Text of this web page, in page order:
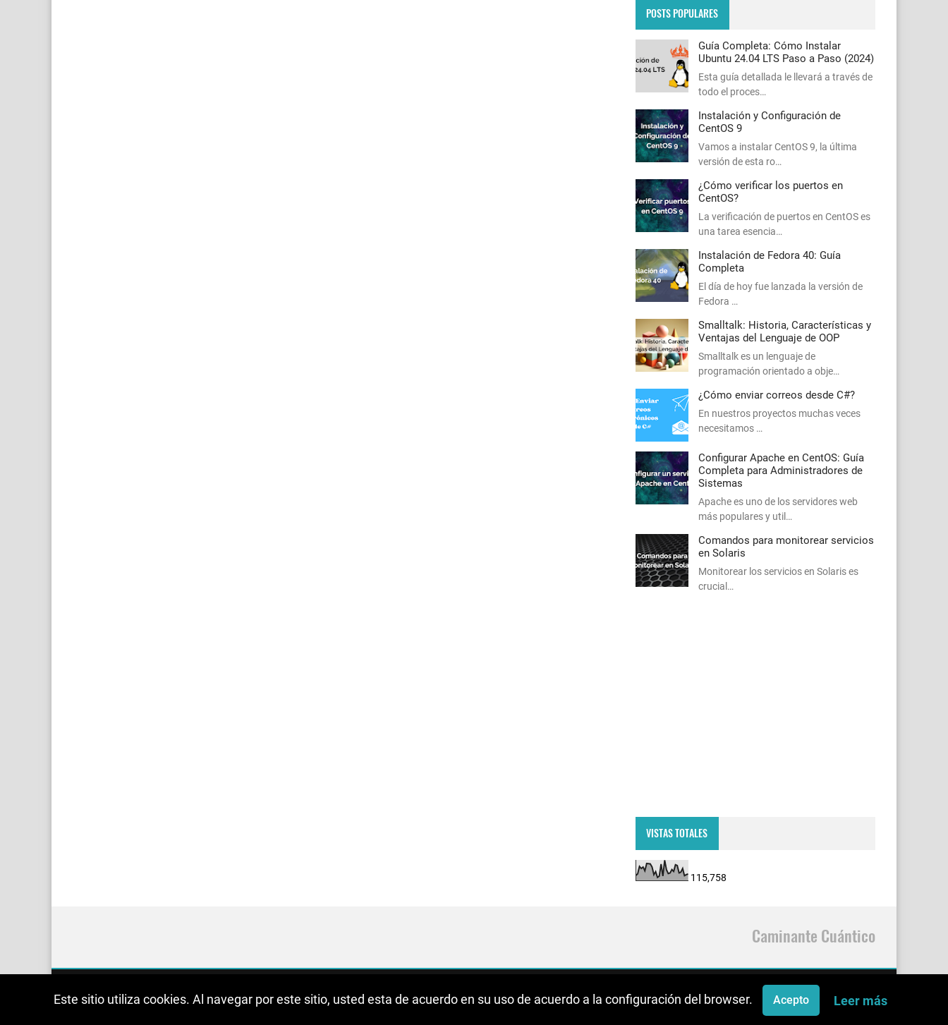
Este sitio utiliza cookies. Al navegar por este sitio, usted esta de acuerdo en su uso de acuerdo a la configuración del browser. Acepto Leer más
POSTS POPULARES
Guía Completa: Cómo Instalar
Ubuntu 24.04 LTS Paso a Paso (2024)
Esta guía detallada le llevará a través de
todo el proces…
Instalación y Configuración de
CentOS 9
Vamos a instalar CentOS 9, la última
versión de esta ro…
¿Cómo verificar los puertos en
CentOS?
La verificación de puertos en CentOS es
una tarea esencia…
Instalación de Fedora 40: Guía
Completa
El día de hoy fue lanzada la versión de
Fedora …
Smalltalk: Historia, Características y
Ventajas del Lenguaje de OOP
Smalltalk es un lenguaje de
programación orientado a obje…
¿Cómo enviar correos desde C#?
En nuestros proyectos muchas veces
necesitamos …
Configurar Apache en CentOS: Guía
Completa para Administradores de
Sistemas
Apache es uno de los servidores web
más populares y util…
Comandos para monitorear servicios
en Solaris
Monitorear los servicios en Solaris es
crucial…
VISTAS TOTALES
115,758
Caminante Cuántico
Sobre mí Contacto Cookies Política de Privacidad Aviso Legal